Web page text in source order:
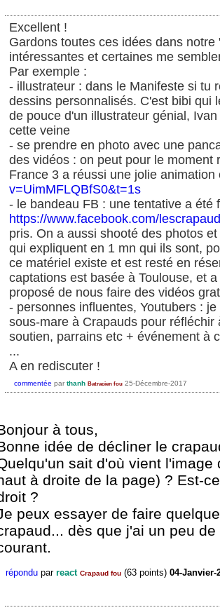
Excellent !
Gardons toutes ces idées dans
intéressantes et certaines me
Par exemple :
- illustrateur : dans le Manifeste si tu
dessins personnalisés. C'est bibi qui
de pouce d'un illustrateur génial,
cette veine
- se prendre en photo avec une
des vidéos : on peut pour le moment
France 3 a réussi une jolie
v=UimMFLQBfS0&t=1s
- le bandeau FB : une tentative a été
https://www.facebook.com/
pris. On a aussi shooté des photos
qui expliquent en 1 mn qui ils sont,
ce matériel existe et est resté en
captations est basée à Toulouse, et
proposé de nous faire des vidéos
- personnes influentes, Youtubers :
sous-mare à Crapauds pour
soutien, parrains etc + événement à
...
A en rediscuter !
commentée par thanh Batracien fou 25-Décembre-2017
à tous,
idée de décliner le
sait d'où vient
à droite de la page) ? Est-
?
peux essayer de faire
dès que j'ai un peu
répondu par react Crapaud fou (63 points) 04-Janvier-